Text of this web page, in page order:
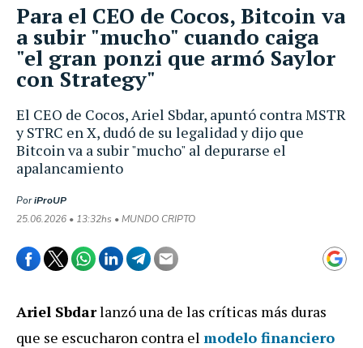
El CEO de Cocos, Ariel Sbdar, apuntó contra MSTR
y STRC en X, dudó de su legalidad y dijo que
Bitcoin va a subir "mucho" al depurarse el
apalancamiento
PoriProUP
25.06.2026 • 13:32hs • MUNDO CRIPTO
Para el CEO de Cocos, Bitcoin va
a subir "mucho" cuando caiga
"el gran ponzi que armó Saylor
con Strategy"
Ariel Sbdarlanzó una de las críticas más duras
que se escucharon contra el modelo financiero